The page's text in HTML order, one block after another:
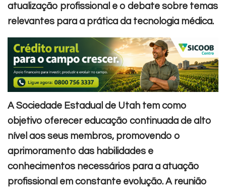
atualização profissional e o debate sobre temas
relevantes para a prática da tecnologia médica.
A Sociedade Estadual de Utah tem como
objetivo oferecer educação continuada de alto
nível aos seus membros, promovendo o
aprimoramento das habilidades e
conhecimentos necessários para a atuação
profissional em constante evolução. A reunião